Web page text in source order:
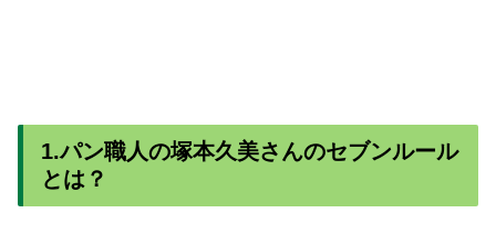
1.パン職人の塚本久美さんのセブンルール
とは？